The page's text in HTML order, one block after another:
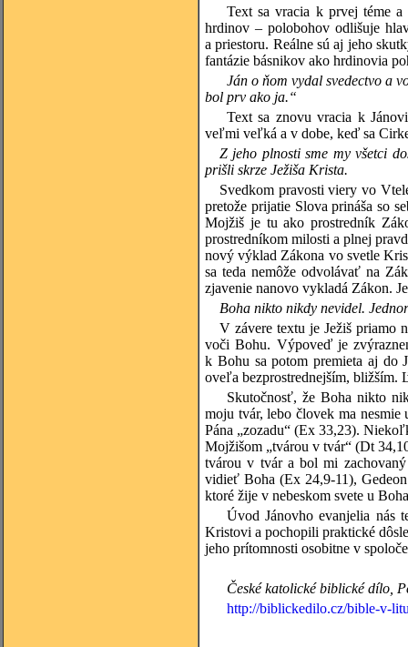
Text sa vracia k prvej téme
hrdinov – polobohov odlišuje
a priestoru. Reálne sú aj jeho
fantázie básnikov ako hrdinovia
Ján o ňom vydal svedectvo a
bol prv ako ja.“
Text sa znovu vracia k
veľmi veľká a v dobe, keď sa
Z jeho plnosti sme my všetci
prišli skrze Ježiša Krista.
Svedkom pravosti viery vo
pretože prijatie Slova prináša so
Mojžiš je tu ako prostredník
prostredníkom milosti a plnej
nový výklad Zákona vo svetle
sa teda nemôže odvolávať na
zjavenie nanovo vykladá Zákon.
Boha nikto nikdy nevidel.
V závere textu je Ježiš priamo
voči Bohu. Výpoveď je
k Bohu sa potom premieta aj
oveľa bezprostrednejším, bližším.
Skutočnosť, že Boha nikto
moju tvár, lebo človek ma
Pána „zozadu“ (Ex 33,23).
Mojžišom „tvárou v tvár“ (Dt
tvárou v tvár a bol mi
vidieť Boha (Ex 24,9-11),
ktoré žije v nebeskom svete u
Úvod Jánovho evanjelia nás
Kristovi a pochopili praktické
jeho prítomnosti osobitne v
České katolické biblické dílo,
http://biblickedilo.cz/bible-v-